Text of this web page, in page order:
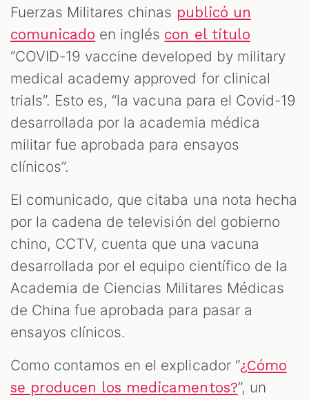
Fuerzas Militares chinas publicó un
comunicado en inglés con el título
“COVID-19 vaccine developed by military
medical academy approved for clinical
trials”. Esto es, “la vacuna para el Covid-19
desarrollada por la academia médica
militar fue aprobada para ensayos
clínicos”.
El comunicado, que citaba una nota hecha
por la cadena de televisión del gobierno
chino, CCTV, cuenta que una vacuna
desarrollada por el equipo científico de la
Academia de Ciencias Militares Médicas
de China fue aprobada para pasar a
ensayos clínicos.
Como contamos en el explicador “¿Cómo
se producen los medicamentos?”, un